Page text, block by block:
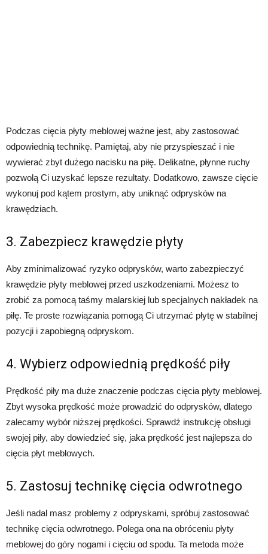
Podczas cięcia płyty meblowej ważne jest, aby zastosować
odpowiednią technikę. Pamiętaj, aby nie przyspieszać i nie
wywierać zbyt dużego nacisku na piłę. Delikatne, płynne ruchy
pozwolą Ci uzyskać lepsze rezultaty. Dodatkowo, zawsze cięcie
wykonuj pod kątem prostym, aby uniknąć odprysków na
krawędziach.
3. Zabezpiecz krawędzie płyty
Aby zminimalizować ryzyko odprysków, warto zabezpieczyć
krawędzie płyty meblowej przed uszkodzeniami. Możesz to
zrobić za pomocą taśmy malarskiej lub specjalnych nakładek na
piłę. Te proste rozwiązania pomogą Ci utrzymać płytę w stabilnej
pozycji i zapobiegną odpryskom.
4. Wybierz odpowiednią prędkość piły
Prędkość piły ma duże znaczenie podczas cięcia płyty meblowej.
Zbyt wysoka prędkość może prowadzić do odprysków, dlatego
zalecamy wybór niższej prędkości. Sprawdź instrukcję obsługi
swojej piły, aby dowiedzieć się, jaka prędkość jest najlepsza do
cięcia płyt meblowych.
5. Zastosuj technikę cięcia odwrotnego
Jeśli nadal masz problemy z odpryskami, spróbuj zastosować
technikę cięcia odwrotnego. Polega ona na obróceniu płyty
meblowej do góry nogami i cięciu od spodu. Ta metoda może